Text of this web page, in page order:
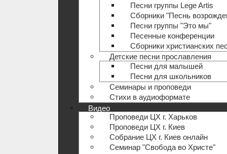
Песни группы Lege Artis
Сборники "Песнь
Песни группы "Это мы"
Песенные конференции
Сборники христианских
Детские песни прославления
Песни для малышей
Песни для школьников
Семинары и проповеди
Стихи в аудиоформате
Видео
Проповеди ЦХ г. Харьков
Проповеди ЦХ г. Киев
Собрание ЦХ г. Киев онлайн
Семинар "Свобода во Христе"